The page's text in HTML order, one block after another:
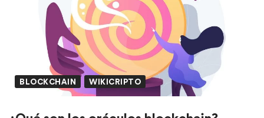
BLOCKCHAIN WIKICRIPTO